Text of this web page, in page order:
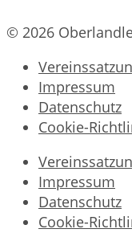
© 2026
Impressum
Datenschutz
Cookie-
Impressum
Datenschutz
Cookie-